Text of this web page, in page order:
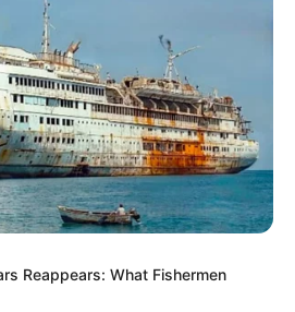
Reappears: What Fishermen